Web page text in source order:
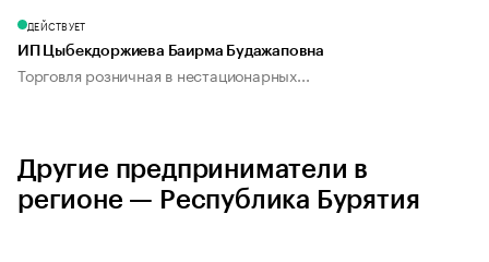
ДЕЙСТВУЕТ
ИП Цыбекдоржиева Баирма Будажаповна
Торговля розничная в нестационарных...
Другие предприниматели в
регионе — Республика Бурятия